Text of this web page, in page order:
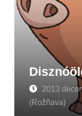
2013
(Rožňava)